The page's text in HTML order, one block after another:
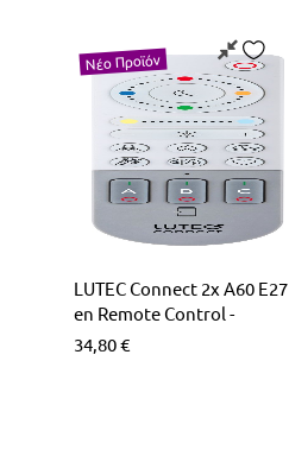
Νέο Προϊόν
LUTEC Connect 2x A60 E27
en Remote Control -
34,80€